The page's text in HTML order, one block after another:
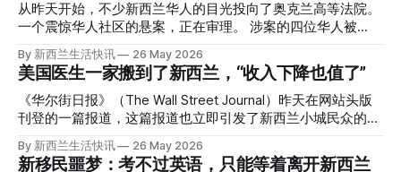
从昨天开始，不少新西兰华人的目光投向了奥克兰高等法院。
一个震惊华人社区的悬案，正在审理。 涉案的四位华人被
告，站在了法庭，被控与一位70岁中国女人的死有关。 事情
的复杂程度，远超人们的想象。 神秘的黑色塑料袋 先让我们
回到2024年3月12日。 新西兰一个名叫Paul Middleton的老
人，在奥克兰Gulf Harbour钓鱼时，发现了一个黑色塑料袋，
里面是一堆衣服。 再扒开衣服，他看到了一只手，一只人
腰部对折，黑色胶带缠着头、手腕和身体，整个人被绑成胎儿
By 新西兰生活快讯 26 May 2026
美国医生一家搬到了新西兰，“收入下降也值了”
《华尔街日报》（The Wall Street Journal）昨天在网站头版
刊登的一篇报道，这篇报道也立即引发了新西兰小城民众的兴
趣： “精疲力尽的美国医生，正在离开美国，前往新西兰一座
偏远小镇。” “精疲力尽的美国医生”搬家新西兰 四年前，在加
By 新西兰生活快讯 26 May 2026
新移民噩梦：考不过英语，只能等着离开新西兰